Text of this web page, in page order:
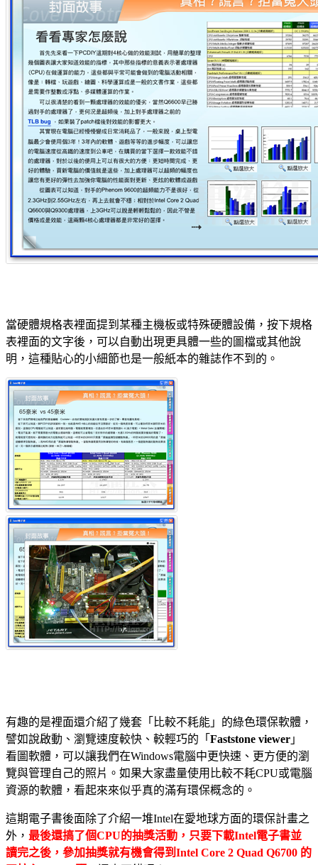
當硬體規格表裡面提到某種主機板或特殊硬體設備，按下規格
表裡面的文字後，可以自動出現更具體一些的圖檔或其他說
明，這種貼心的小細節也是一般紙本的雜誌作不到的。
有趣的是裡面還介紹了幾套「比較不耗能」的綠色環保軟體，
譬如說啟動、瀏覽速度較快、較輕巧的「 Faststone viewer 」
看圖軟體，可以讓我們在Windows電腦中更快速、更方便的瀏
覽與管理自己的照片。如果大家盡量使用比較不耗CPU或電腦
資源的軟體，看起來來似乎真的滿有環保概念的。
這期電子書後面除了介紹一堆Intel在愛地球方面的環保計畫之
外， 最後還搞了個CPU的抽獎活動，只要下載Intel電子書並
讀完之後，參加抽獎就有機會得到Intel Core 2 Quad Q6700 的